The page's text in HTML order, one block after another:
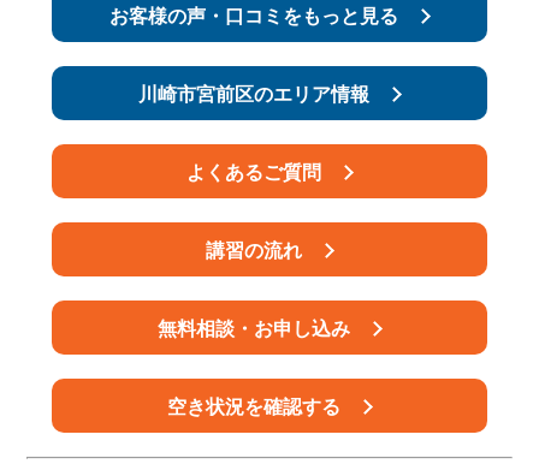
お客様の声・口コミをもっと見る
川崎市宮前区のエリア情報
よくあるご質問
講習の流れ
無料相談・お申し込み
空き状況を確認する